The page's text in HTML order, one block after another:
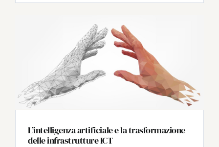
L’intelligenza artificiale e la trasformazione
delle infrastrutture ICT